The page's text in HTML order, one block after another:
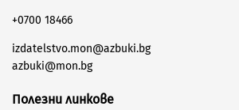
+0700 18466
izdatelstvo.mon@azbuki.bg
azbuki@mon.bg
Полезни линкове